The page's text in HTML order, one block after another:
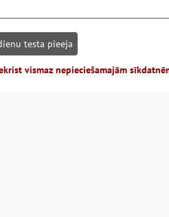
testa pieeja
vismaz nepieciešamajām